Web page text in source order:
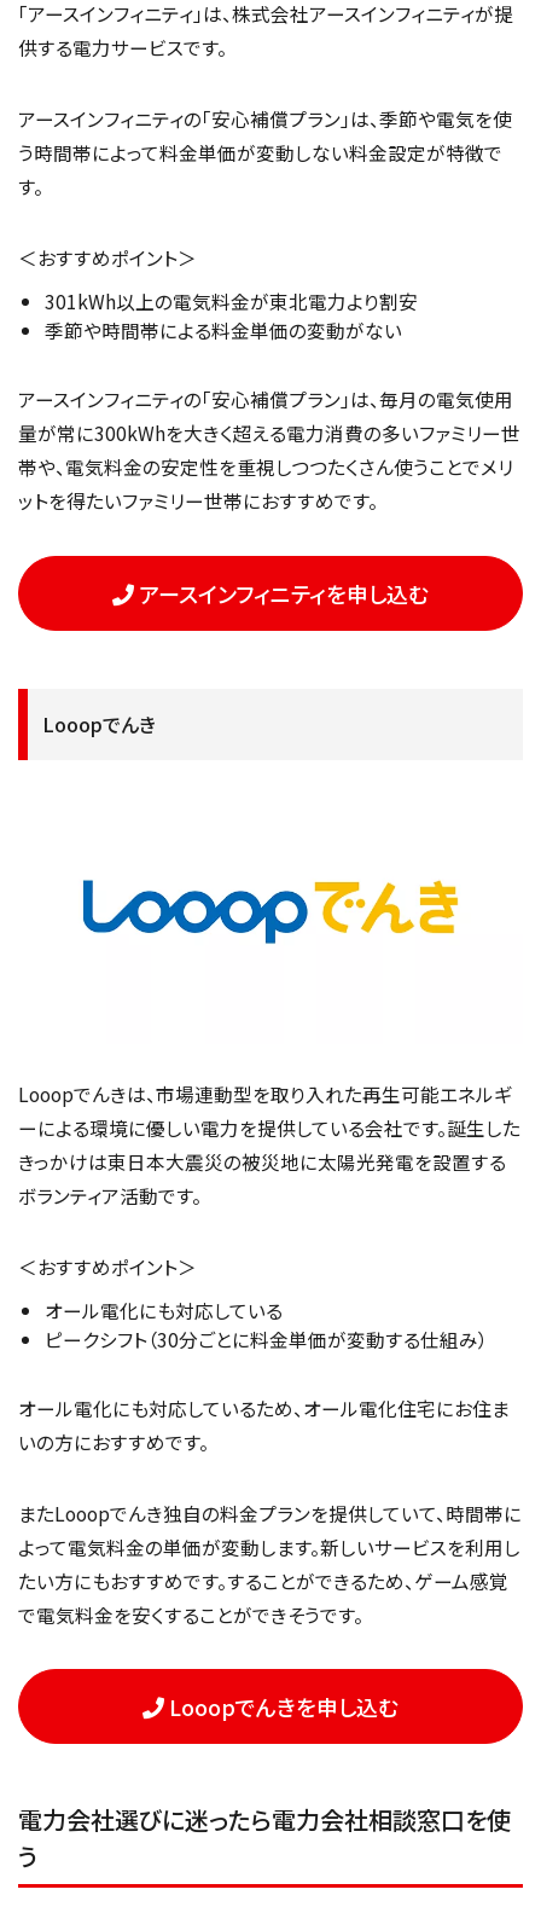
「アースインフィニティ」は、株式会社アースインフィニティが提
供する電力サービスです。
アースインフィニティの「安心補償プラン」は、季節や電気を使
う時間帯によって料金単価が変動しない料金設定が特徴で
す。
＜おすすめポイント＞
301kWh以上の電気料金が東北電力より割安
季節や時間帯による料金単価の変動がない
アースインフィニティの「安心補償プラン」は、毎月の電気使用
量が常に300kWhを大きく超える電力消費の多いファミリー世
帯や、電気料金の安定性を重視しつつたくさん使うことでメリ
ットを得たいファミリー世帯におすすめです。
アースインフィニティを申し込む
Looopでんき
Looopでんきは、市場連動型を取り入れた再生可能エネルギ
ーによる環境に優しい電力を提供している会社です。誕生した
きっかけは東日本大震災の被災地に太陽光発電を設置する
ボランティア活動です。
＜おすすめポイント＞
オール電化にも対応している
ピークシフト（30分ごとに料金単価が変動する仕組み）
オール電化にも対応しているため、オール電化住宅にお住ま
いの方におすすめです。
またLooopでんき独自の料金プランを提供していて、時間帯に
よって電気料金の単価が変動します。新しいサービスを利用し
たい方にもおすすめです。することができるため、ゲーム感覚
で電気料金を安くすることができそうです。
Looopでんきを申し込む
電力会社選びに迷ったら電力会社相談窓口を使
う